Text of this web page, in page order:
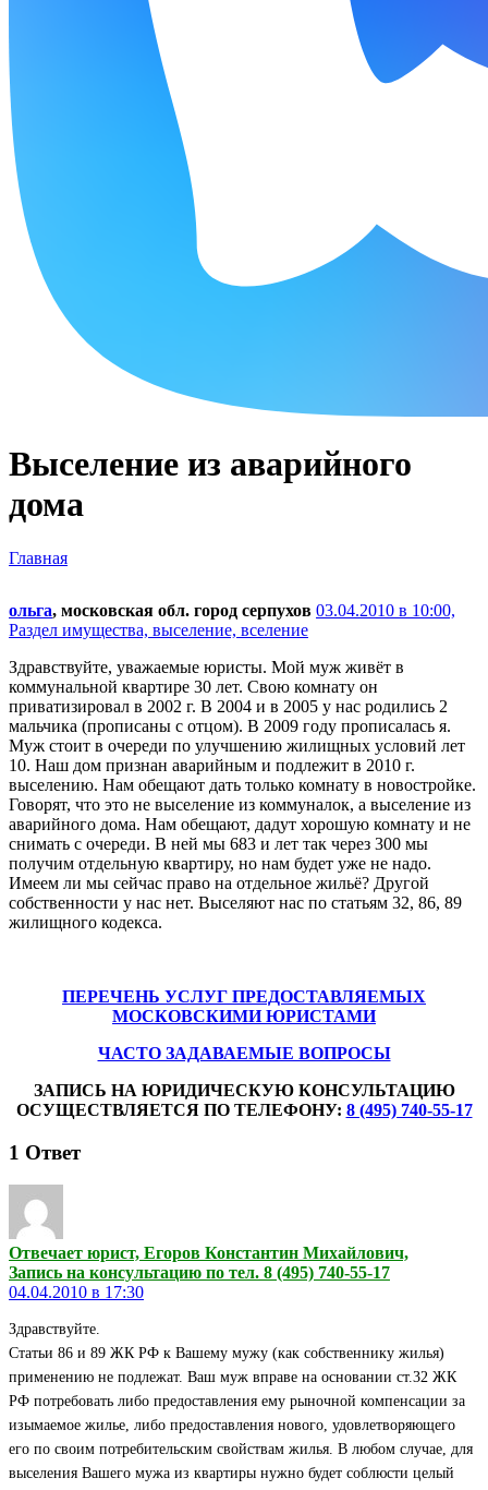
Выселение из аварийного
дома
Главная
ольга, московская обл. город серпухов 03.04.2010 в 10:00,
Раздел имущества, выселение, вселение
Здравствуйте, уважаемые юристы. Мой муж живёт в
коммунальной квартире 30 лет. Свою комнату он
приватизировал в 2002 г. В 2004 и в 2005 у нас родились 2
мальчика (прописаны с отцом). В 2009 году прописалась я.
Муж стоит в очереди по улучшению жилищных условий лет
10. Наш дом признан аварийным и подлежит в 2010 г.
выселению. Нам обещают дать только комнату в новостройке.
Говорят, что это не выселение из коммуналок, а выселение из
аварийного дома. Нам обещают, дадут хорошую комнату и не
снимать с очереди. В ней мы 683 и лет так через 300 мы
получим отдельную квартиру, но нам будет уже не надо.
Имеем ли мы сейчас право на отдельное жильё? Другой
собственности у нас нет. Выселяют нас по статьям 32, 86, 89
жилищного кодекса.
ПЕРЕЧЕНЬ УСЛУГ ПРЕДОСТАВЛЯЕМЫХ
МОСКОВСКИМИ ЮРИСТАМИ
ЧАСТО ЗАДАВАЕМЫЕ ВОПРОСЫ
ЗАПИСЬ НА ЮРИДИЧЕСКУЮ КОНСУЛЬТАЦИЮ
ОСУЩЕСТВЛЯЕТСЯ ПО ТЕЛЕФОНУ: 8 (495) 740-55-17
1 Ответ
Отвечает юрист, Егоров Константин Михайлович,
Запись на консультацию по тел. 8 (495) 740-55-17
04.04.2010 в 17:30
Здравствуйте.
Статьи 86 и 89 ЖК РФ к Вашему мужу (как собственнику жилья)
применению не подлежат. Ваш муж вправе на основании ст.32 ЖК
РФ потребовать либо предоставления ему рыночной компенсации за
изымаемое жилье, либо предоставления нового, удовлетворяющего
его по своим потребительским свойствам жилья. В любом случае, для
выселения Вашего мужа из квартиры нужно будет соблюсти целый